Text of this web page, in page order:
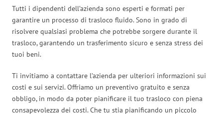
Tutti i dipendenti dell’azienda sono esperti e formati per
garantire un processo di trasloco fluido. Sono in grado di
risolvere qualsiasi problema che potrebbe sorgere durante il
trasloco, garantendo un trasferimento sicuro e senza stress dei
tuoi beni.
Ti invitiamo a contattare l’azienda per ulteriori informazioni sui
costi e sui servizi. Offriamo un preventivo gratuito e senza
obbligo, in modo da poter pianificare il tuo trasloco con piena
consapevolezza dei costi. Che tu stia pianificando un piccolo